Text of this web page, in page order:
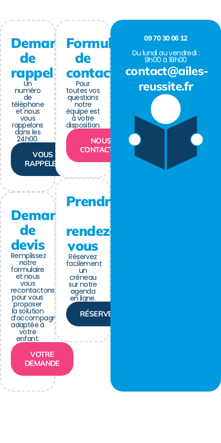
Demande
de
rappel
Un
numéro
de
téléphone
et nous
vous
rappelons
dans les
24h00.
VOUS
RAPPELER
Demande
de
devis
Remplissez
notre
formulaire
et nous
vous
recontactons
pour vous
proposer
la solution
d’accompagnement
adaptée à
votre
enfant.
VOTRE
DEMANDE
Formulaire
de
contact
Pour
toutes vos
questions
notre
équipe est
à votre
disposition.
NOUS
CONTACTER
Prendre
rendez-
vous
Réservez
facilement
un
créneau
sur notre
agenda
en ligne.
RÉSERVER
09 70 30 06 12
Du lundi au vendredi :
9h00 à 18h00
contact@ailes-
reussite.fr